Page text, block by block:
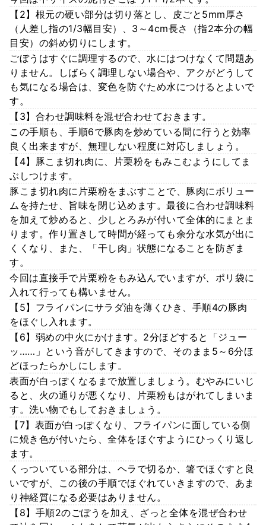
【2】根元の硬い部分は切り落とし、皮ごと5mm厚さ
（人差し指の1/3幅目安）、3～4cm長さ（指2本分の幅
目安）の斜め切りにします。
ごぼうはすぐに調理するので、水にはつけなくて問題あ
りません。しばらく調理しない場合や、アクがどうして
も気になる場合は、変色を防ぐため水につけるとよいで
す。
【3】合わせ調味料を混ぜ合わせておきます。
この手順も、手順6で豚肉を炒めている間に行うと効率
良く出来ますが、無理しない程度に対応しましょう。
【4】豚こま切れ肉に、片栗粉をもみこむようにしてま
ぶしつけます。
豚こま切れ肉に片栗粉をまぶすことで、豚肉にボリュー
ムを持たせ、旨味を閉じ込めます。最後に合わせ調味料
を加えて炒めると、少しとろみが付いて全体的にまとま
ります。作り置きして時間が経っても余分な水気が出に
くくなり、また、「干し肉」状態になることを防ぎま
す。
今回は直接手で片栗粉をもみ込んでいますが、ポリ袋に
入れて行っても構いません。
【5】フライパンにサラダ油を薄くひき、手順4の豚肉
をほぐし入れます。
【6】弱めの中火にかけます。2分ほどすると「ジュー
ッ……」という音がしてきますので、そのまま5～6分ほ
どほったらかしにします。
表面が白っぽくなるまで放置しましょう。むやみにいじ
ると、火の通りが悪くなり、片栗粉もはがれてしまいま
す。洗い物でもしておきましょう。
【7】表面が白っぽくなり、フライパンに面している側
に焼き色が付いたら、全体をほぐすようにひっくり返し
ます。
くっついている部分は、ヘラで切るか、箸でほぐすと良
いですが、この後の手順でほぐれていきますので、あま
り神経質になる必要はありません。
【8】手順2のごぼうを加え、ざっと全体を混ぜ合わせ